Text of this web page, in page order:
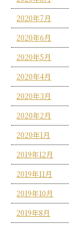
2020年7月
2020年6月
2020年5月
2020年4月
2020年3月
2020年2月
2020年1月
2019年12月
2019年11月
2019年10月
2019年8月